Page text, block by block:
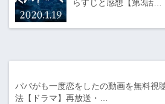
らすじと感想【第3話…
パパがも一度恋をしたの動画を無料視
法【ドラマ】再放送・…